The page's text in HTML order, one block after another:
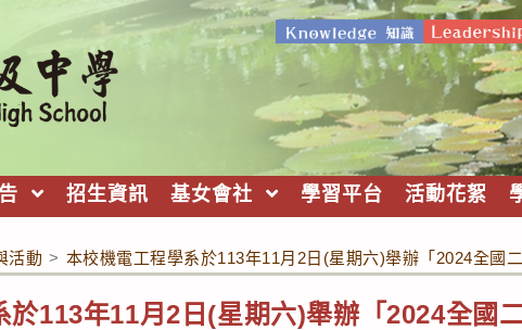
招生資訊 基女會社 學習平台 活動花絮
活動 > 本校機電工程學系於113年11月2日(星期六)舉辦「2024全國
於113年11月2日(星期六)舉辦「2024全國